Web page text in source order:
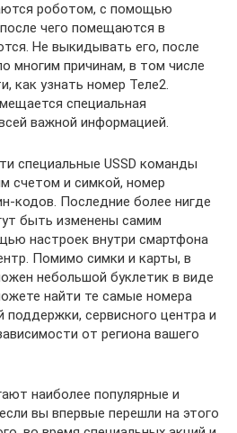
роботом, с помощью
чего помещаются в
Не выкидывать его, после
многим причинам, в том числе
как узнать номер Теле2.
специальная
важной информацией.
специальные USSD команды
счетом и симкой, номер
кодов. Последние более нигде
быть изменены самим
настроек внутри смартфона
Помимо симки и карты, в
небольшой буклетик в виде
найти те самые номера
поддержки, сервисного центра и
от региона вашего
наиболее популярные и
вы впервые перешли на этого